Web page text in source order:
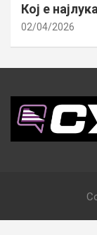
Кој е
02/04/2026